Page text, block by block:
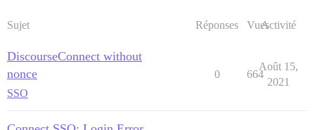
Sujet Réponses VuesActivité
DiscourseConnect without
nonce
SSO
0 664
Août 15,
2021